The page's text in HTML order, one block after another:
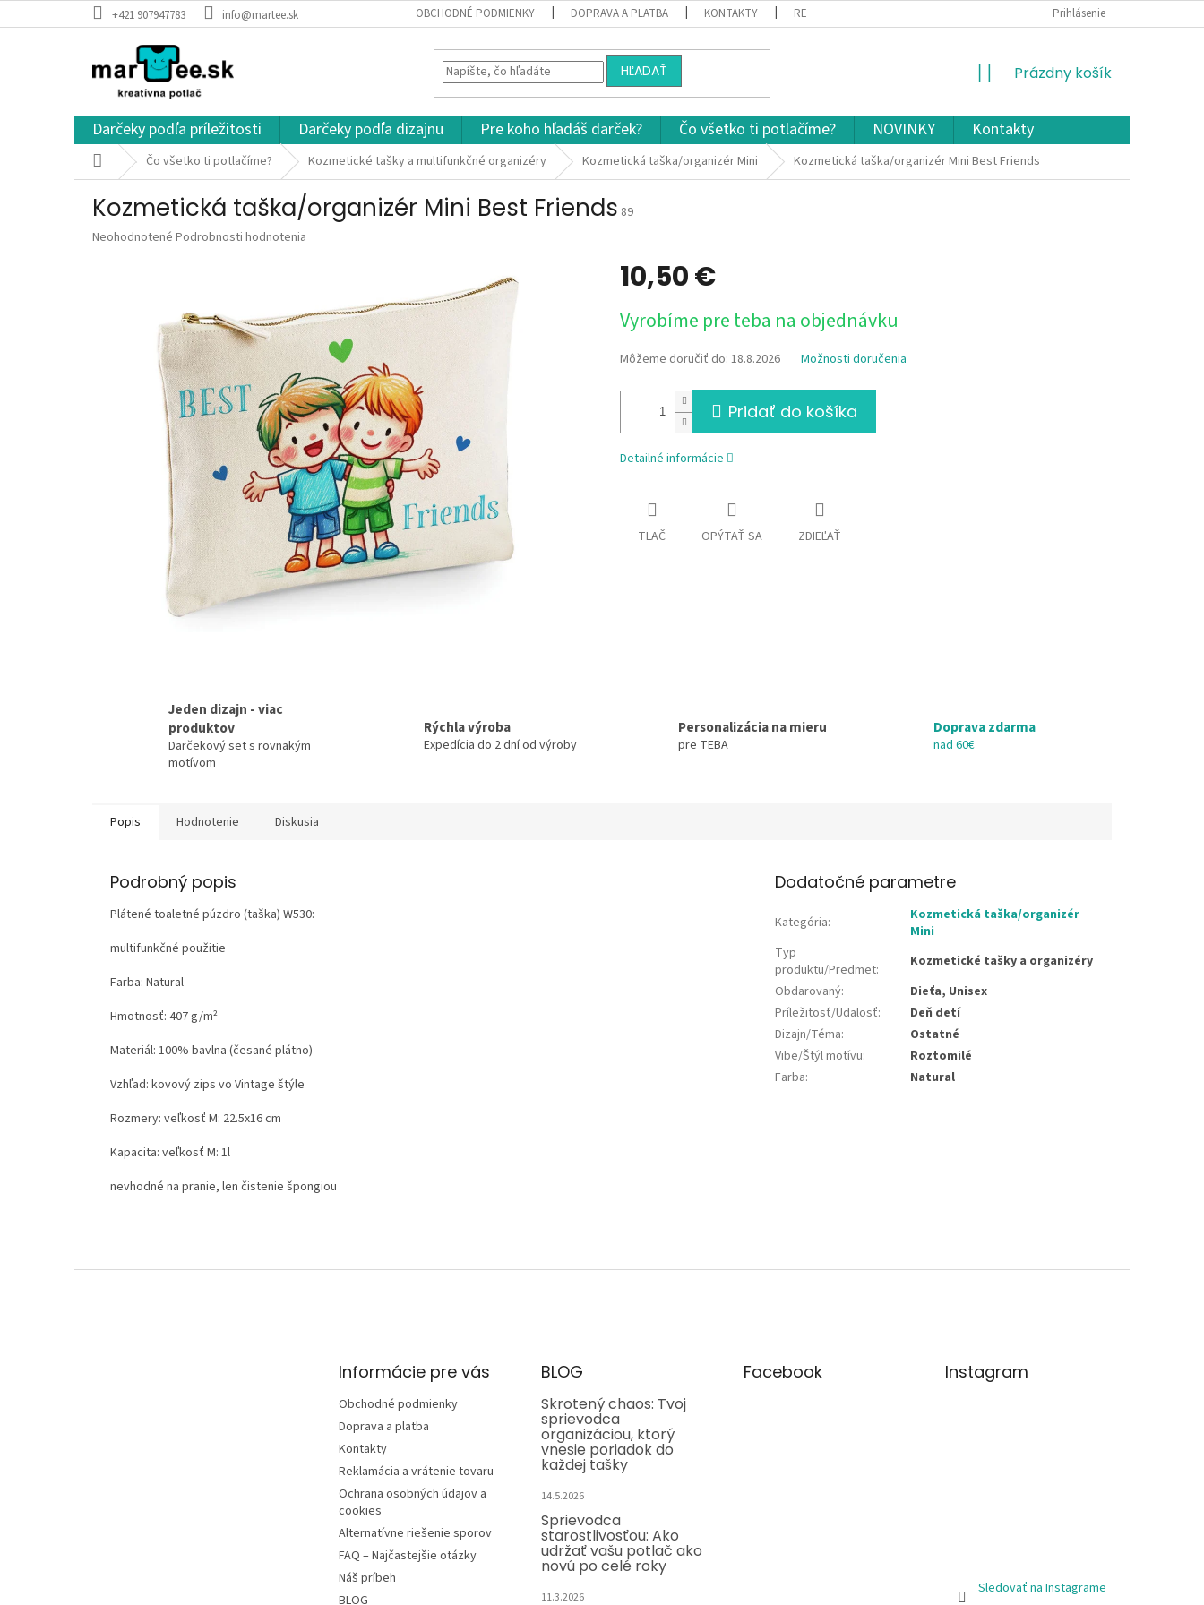
na
+421 907947783 info@martee.sk OBCHODNÉ PODMIENKY DOPRAVA A PLATBA KONTAKTY REKLAMÁCIA A VRÁTENIE TOVARU OCHRANA OSOBNÝCH ÚDAJOV A COOKIES
Prihlásenie
HĽADAŤ
NÁKUPNÝ
Prázdny košík
Darčeky podľa príležitosti Darčeky podľa dizajnu Pre koho hľadáš darček? Čo všetko ti potlačíme? NOVINKY Kontakty
Domov Čo všetko ti potlačíme? Kozmetické tašky a multifunkčné organizéry Kozmetická taška/organizér Mini Kozmetická taška/organizér Mini Best Friends
Kozmetická taška/organizér Mini Best Friends 89
Priemerné
Neohodnotené Podrobnosti hodnotenia
10,50 €
cena:
Vyrobíme pre teba na objednávku
Môžeme doručiť do: 18.8.2026 Možnosti doručenia
Pridať do košíka
Detailné informácie
TLAČ OPÝTAŤ SA ZDIEĽAŤ
Jeden dizajn - viac
produktov
Darčekový set s rovnakým
motívom
Rýchla výroba
Expedícia do 2 dní od výroby
Personalizácia na mieru
pre TEBA
Doprava zdarma
nad 60€
Popis Hodnotenie Diskusia
Podrobný popis
Plátené toaletné púzdro (taška) W530:
multifunkčné použitie
Farba: Natural
Hmotnosť: 407 g/m²
Materiál: 100% bavlna (česané plátno)
Vzhľad: kovový zips vo Vintage štýle
Rozmery: veľkosť M: 22.5x16 cm
Kapacita: veľkosť M: 1l
nevhodné na pranie, len čistenie špongiou
Dodatočné parametre
Kategória:
Kozmetická taška/organizér
Mini
Typ
produktu/Predmet:
Kozmetické tašky a organizéry
Obdarovaný:
Dieťa, Unisex
Príležitosť/Udalosť:
Deň detí
Dizajn/Téma:
Ostatné
Vibe/Štýl motívu:
Roztomilé
Farba: Natural
Informácie pre vás
Obchodné podmienky
Doprava a platba
Kontakty
Reklamácia a vrátenie tovaru
Ochrana osobných údajov a
cookies
Alternatívne riešenie sporov
FAQ – Najčastejšie otázky
Náš príbeh
BLOG
BLOG
Skrotený chaos: Tvoj
sprievodca
organizáciou, ktorý
vnesie poriadok do
každej tašky
14.5.2026
Sprievodca
starostlivosťou: Ako
udržať vašu potlač ako
novú po celé roky
11.3.2026
Facebook Instagram
Sledovať na Instagrame